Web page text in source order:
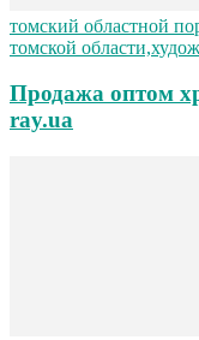
томский областной
томской
Продажа оптом
ray.ua